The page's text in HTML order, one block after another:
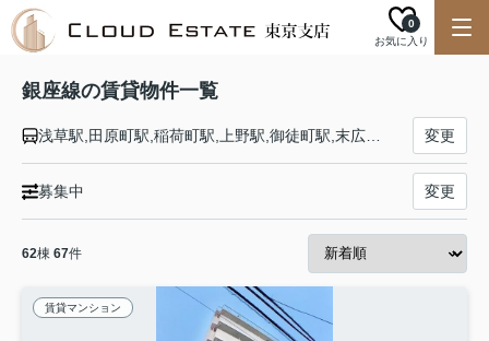
お気に入り
0
銀座線の賃貸物件一覧
変更
募集中 変更
62棟 67件
賃貸マンション